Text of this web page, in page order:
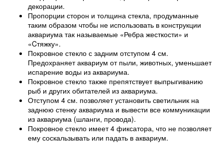
декорации.
Пропорции сторон и толщина стекла, продуманные
таким образом чтобы не использовать в конструкции
аквариума так называемые «Ребра жесткости» и
«Cтяжку».
Покровное стекло с задним отступом 4 см.
Предохраняет аквариум от пыли, животных, уменьшает
испарение воды из аквариума.
Покровное стекло также препятствует выпрыгиванию
рыб и других обитателей из аквариума.
Отступом 4 см. позволяет установить светильник на
заднюю стенку аквариума и вывести все коммуникации
из аквариума (шланги, провода).
Покровное стекло имеет 4 фиксатора, что не позволяет
ему соскальзывать или падать в аквариум.